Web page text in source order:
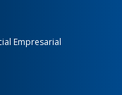
Empresarial